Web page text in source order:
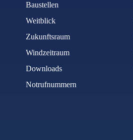
Baustellen
Weitblick
Zukunftsraum
Windzeitraum
Downloads
Notrufnummern